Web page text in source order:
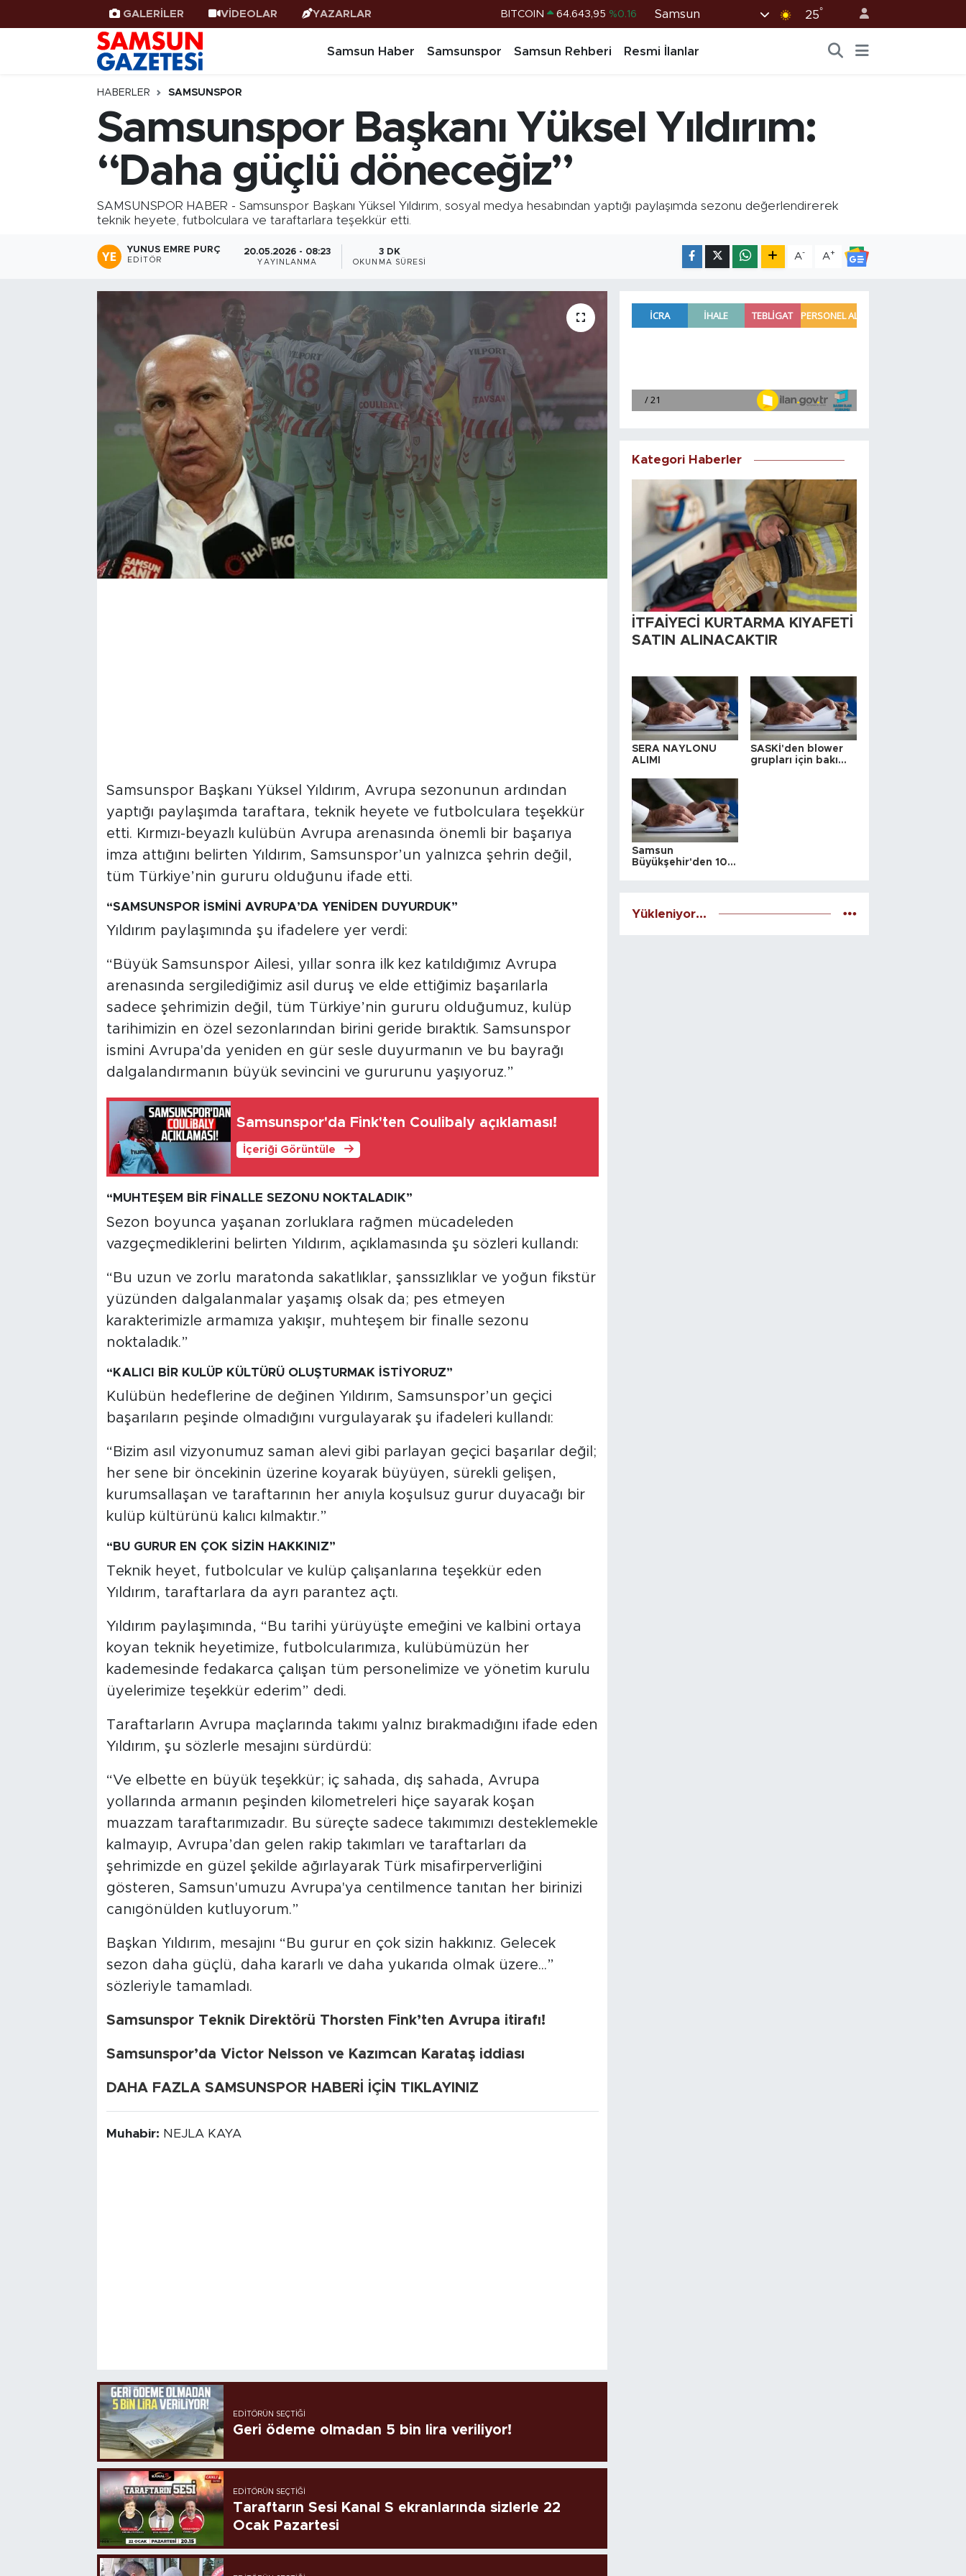
GALERİLER VİDEOLAR YAZARLAR DOLAR 47,6006 %0.06
BİST100 13.799 %70
BITCOIN 64.643,95 %0.16
Samsun 25°
Samsun Haber Samsunspor Samsun Rehberi Resmi İlanlar
HABERLER SAMSUNSPOR
Samsunspor Başkanı Yüksel Yıldırım:
“Daha güçlü döneceğiz”
SAMSUNSPOR HABER - Samsunspor Başkanı Yüksel Yıldırım, sosyal medya hesabından yaptığı paylaşımda sezonu değerlendirerek
teknik heyete, futbolculara ve taraftarlara teşekkür etti.
YUNUS EMRE PURÇ
EDITÖR
20.05.2026 - 08:23
YAYINLANMA
3 DK
OKUNMA SÜRESI
A- A+
Samsunspor Başkanı Yüksel Yıldırım, Avrupa sezonunun ardından
yaptığı paylaşımda taraftara, teknik heyete ve futbolculara teşekkür
etti. Kırmızı-beyazlı kulübün Avrupa arenasında önemli bir başarıya
imza attığını belirten Yıldırım, Samsunspor’un yalnızca şehrin değil,
tüm Türkiye’nin gururu olduğunu ifade etti.
“SAMSUNSPOR İSMİNİ AVRUPA’DA YENİDEN DUYURDUK”
Yıldırım paylaşımında şu ifadelere yer verdi:
“Büyük Samsunspor Ailesi, yıllar sonra ilk kez katıldığımız Avrupa
arenasında sergilediğimiz asil duruş ve elde ettiğimiz başarılarla
sadece şehrimizin değil, tüm Türkiye’nin gururu olduğumuz, kulüp
tarihimizin en özel sezonlarından birini geride bıraktık. Samsunspor
ismini Avrupa'da yeniden en gür sesle duyurmanın ve bu bayrağı
dalgalandırmanın büyük sevincini ve gururunu yaşıyoruz.”
Samsunspor'da Fink'ten Coulibaly açıklaması!
İçeriği Görüntüle
“MUHTEŞEM BİR FİNALLE SEZONU NOKTALADIK”
Sezon boyunca yaşanan zorluklara rağmen mücadeleden
vazgeçmediklerini belirten Yıldırım, açıklamasında şu sözleri kullandı:
“Bu uzun ve zorlu maratonda sakatlıklar, şanssızlıklar ve yoğun fikstür
yüzünden dalgalanmalar yaşamış olsak da; pes etmeyen
karakterimizle armamıza yakışır, muhteşem bir finalle sezonu
noktaladık.”
“KALICI BİR KULÜP KÜLTÜRÜ OLUŞTURMAK İSTİYORUZ”
Kulübün hedeflerine de değinen Yıldırım, Samsunspor’un geçici
başarıların peşinde olmadığını vurgulayarak şu ifadeleri kullandı:
“Bizim asıl vizyonumuz saman alevi gibi parlayan geçici başarılar değil;
her sene bir öncekinin üzerine koyarak büyüyen, sürekli gelişen,
kurumsallaşan ve taraftarının her anıyla koşulsuz gurur duyacağı bir
kulüp kültürünü kalıcı kılmaktır.”
“BU GURUR EN ÇOK SİZİN HAKKINIZ”
Teknik heyet, futbolcular ve kulüp çalışanlarına teşekkür eden
Yıldırım, taraftarlara da ayrı parantez açtı.
Yıldırım paylaşımında, “Bu tarihi yürüyüşte emeğini ve kalbini ortaya
koyan teknik heyetimize, futbolcularımıza, kulübümüzün her
kademesinde fedakarca çalışan tüm personelimize ve yönetim kurulu
üyelerimize teşekkür ederim” dedi.
Taraftarların Avrupa maçlarında takımı yalnız bırakmadığını ifade eden
Yıldırım, şu sözlerle mesajını sürdürdü:
“Ve elbette en büyük teşekkür; iç sahada, dış sahada, Avrupa
yollarında armanın peşinden kilometreleri hiçe sayarak koşan
muazzam taraftarımızadır. Bu süreçte sadece takımımızı desteklemekle
kalmayıp, Avrupa’dan gelen rakip takımları ve taraftarları da
şehrimizde en güzel şekilde ağırlayarak Türk misafirperverliğini
gösteren, Samsun'umuzu Avrupa'ya centilmence tanıtan her birinizi
canıgönülden kutluyorum.”
Başkan Yıldırım, mesajını “Bu gurur en çok sizin hakkınız. Gelecek
sezon daha güçlü, daha kararlı ve daha yukarıda olmak üzere...”
sözleriyle tamamladı.
Samsunspor Teknik Direktörü Thorsten Fink’ten Avrupa itirafı!
Samsunspor’da Victor Nelsson ve Kazımcan Karataş iddiası
DAHA FAZLA SAMSUNSPOR HABERİ İÇİN TIKLAYINIZ
Muhabir: NEJLA KAYA
EDITÖRÜN SEÇTIĞI
Geri ödeme olmadan 5 bin lira veriliyor!
EDITÖRÜN SEÇTIĞI
Taraftarın Sesi Kanal S ekranlarında sizlerle 22
Ocak Pazartesi
Kategori Haberler
İTFAİYECİ KURTARMA KIYAFETİ
SATIN ALINACAKTIR
SERA NAYLONU
ALIMI
SASKİ'den blower
grupları için bakım
Samsun
Büyükşehir'den 10
Yükleniyor...
Samsun Haber
Samsunspor
Samsun Rehberi
Resmi İlanlar
Samsun Nöbetçi Eczaneler
Samsun Hava Durumu
SAMSUN Namaz Vakitleri
Samsun Trafik Yoğunluk Haritası
Süper Lig Puan Durumu ve Fikstür